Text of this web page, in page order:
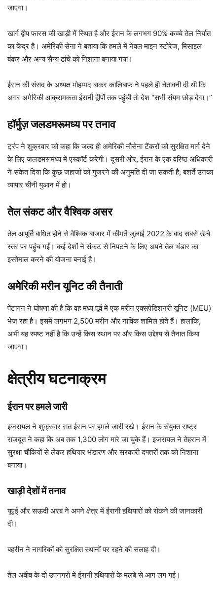
जाएगा।
खार्ग द्वीप फारस की खाड़ी में स्थित है और ईरान के लगभग 90% कच्चे तेल निर्यात
का केंद्र है। अमेरिकी सेना ने बताया कि हमले में नेवल माइन स्टोरेज, मिसाइल
बंकर और अन्य सैन्य ढांचे को निशाना बनाया गया।
ईरान की संसद के अध्यक्ष मोहम्मद बाकर कालिबाफ ने पहले ही चेतावनी दी थी कि
अगर अमेरिकी आक्रामकता ईरानी द्वीपों तक पहुंची तो देश “सभी संयम छोड़ देगा।”
हॉर्मुज़ जलडमरूमध्य पर तनाव
ट्रंप ने शुक्रवार को कहा कि जल्द ही अमेरिकी नौसेना टैंकरों को सुरक्षित मार्ग देने
के लिए जलडमरूमध्य में एस्कॉर्ट करेगी। दूसरी ओर, ईरान के एक वरिष्ठ अधिकारी
ने संकेत दिया कि कुछ जहाजों को गुजरने की अनुमति दी जा सकती है, बशर्ते उनका
व्यापार चीनी युआन में हो।
तेल संकट और वैश्विक असर
तेल आपूर्ति बाधित होने से वैश्विक बाजार में कीमतें जुलाई 2022 के बाद सबसे ऊंचे
स्तर पर पहुंच गईं। कई देशों ने संकट से निपटने के लिए अपने तेल भंडार का
इस्तेमाल करने की योजना बनाई है।
अमेरिकी मरीन यूनिट की तैनाती
पेंटागन ने घोषणा की है कि वह मध्य पूर्व में एक मरीन एक्सपेडिशनरी यूनिट (MEU)
भेज रहा है। इसमें लगभग 2,500 मरीन और नाविक शामिल होते हैं। हालांकि,
अभी यह स्पष्ट नहीं है कि उन्हें किस स्थान पर और किस उद्देश्य से तैनात किया
जाएगा।
क्षेत्रीय घटनाक्रम
ईरान पर हमले जारी
इजरायल ने शुक्रवार रात ईरान पर हमले जारी रखे। ईरान के संयुक्त राष्ट्र
राजदूत ने कहा कि अब तक 1,300 लोग मारे जा चुके हैं। इजरायल ने तेहरान में
सुरक्षा चौकियों से लेकर हथियार भंडारण और सरकारी दफ्तरों तक को निशाना
बनाया।
खाड़ी देशों में तनाव
यूएई और सऊदी अरब ने अपने क्षेत्र में ईरानी हथियारों को रोकने की जानकारी
दी।
बहरीन ने नागरिकों को सुरक्षित स्थानों पर रहने की सलाह दी।
तेल अवीव के दो उपनगरों में ईरानी हथियारों के मलबे से आग लग गई।